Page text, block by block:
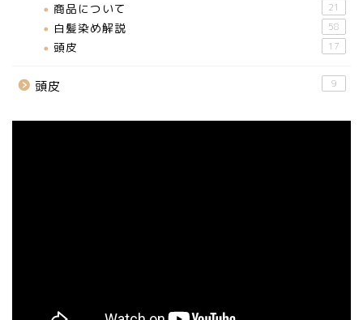
商品について 21
白髪染め解説 58
頭皮 17
頭皮 9